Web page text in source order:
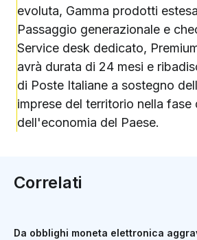
evoluta, Gamma prodotti
Passaggio generazionale e
Service desk dedicato,
avrà durata di 24 mesi e
di Poste Italiane a sostegno
imprese del territorio nella fase
dell'economia del Paese.
Correlati
Da obblighi moneta elettronica